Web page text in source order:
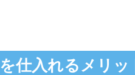
仕入れるメリッ